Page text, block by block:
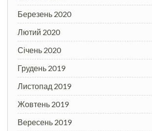
Березень 2020
Лютий 2020
Січень 2020
Грудень 2019
Листопад 2019
Жовтень 2019
Вересень 2019